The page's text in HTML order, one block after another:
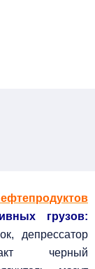
грузов:
депрессатор
черный